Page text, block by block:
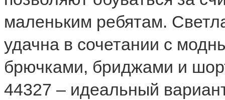
маленьким ребятам.
удачна в сочетании с
брючками, бриджами и
44327 – идеальный